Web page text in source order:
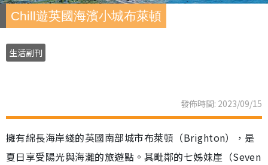
Chill遊英國海濱小城布萊頓
生活副刊
發佈時間: 2023/09/15
擁有綿長海岸綫的英國南部城市布萊頓（Brighton），是
夏日享受陽光與海灘的旅遊點。其毗鄰的七姊妹崖（Seven